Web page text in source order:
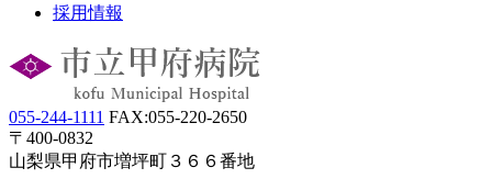
採用情報
055-244-1111 FAX:055-220-2650
〒400-0832
山梨県甲府市増坪町３６６番地